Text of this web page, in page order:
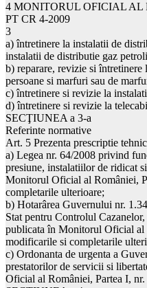
4 MONITORUL OFICIAL AL
PT CR 4-2009
3
a) întretinere la instalatii de
instalatii de distributie gaz
b) reparare, revizie si întretinere
persoane si marfuri sau de
c) întretinere si revizie la
d) întretinere si revizie la
SECŢIUNEA a 3-a
Referinte normative
Art. 5 Prezenta prescriptie
a) Legea nr. 64/2008 privind
presiune, instalatiilor de ridicat
Monitorul Oficial al României,
completarile ulterioare;
b) Hotarârea Guvernului nr.
Stat pentru Controlul
publicata în Monitorul Oficial al
modificarile si completarile
c) Ordonanta de urgenta a
prestatorilor de servicii si
Oficial al României, Partea I,